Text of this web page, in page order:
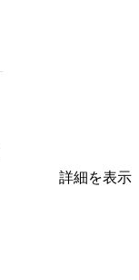
詳細を表示